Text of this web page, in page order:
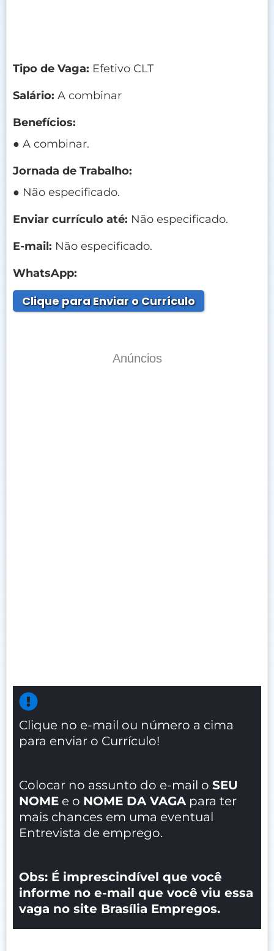
Tipo de Vaga: Efetivo CLT
Salário: A combinar
Benefícios:
● A combinar.
Jornada de Trabalho:
● Não especificado.
Enviar currículo até: Não especificado.
E-mail: Não especificado.
WhatsApp:
Clique para Enviar o Currículo
Anúncios
Clique no e-mail ou número a cima
para enviar o Currículo!
Colocar no assunto do e-mail o SEU
NOME e o NOME DA VAGA para ter
mais chances em uma eventual
Entrevista de emprego.
Obs: É imprescindível que você
informe no e-mail que você viu essa
vaga no site Brasília Empregos.